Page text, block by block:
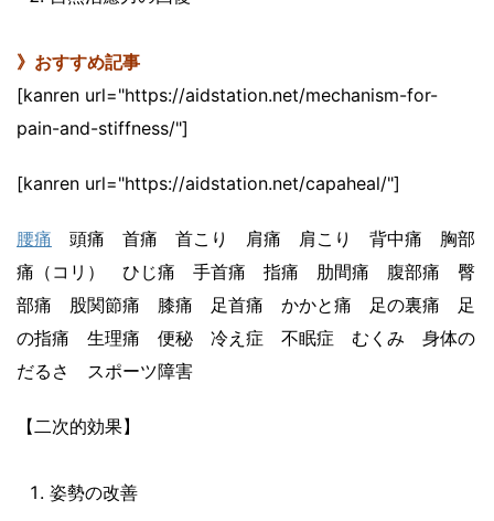
》おすすめ記事
[kanren url="https://aidstation.net/mechanism-for-
pain-and-stiffness/"]
[kanren url="https://aidstation.net/capaheal/"]
腰痛 頭痛 首痛 首こり 肩痛 肩こり 背中痛 胸部
痛（コリ） ひじ痛 手首痛 指痛 肋間痛 腹部痛 臀
部痛 股関節痛 膝痛 足首痛 かかと痛 足の裏痛 足
の指痛 生理痛 便秘 冷え症 不眠症 むくみ 身体の
だるさ スポーツ障害
【二次的効果】
姿勢の改善